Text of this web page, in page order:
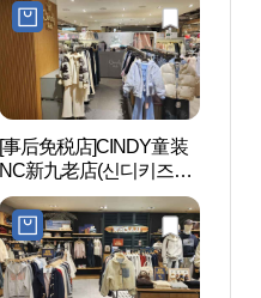
[事后免税店]CINDY童装
NC新九老店(신디키즈
NC 신구로점)